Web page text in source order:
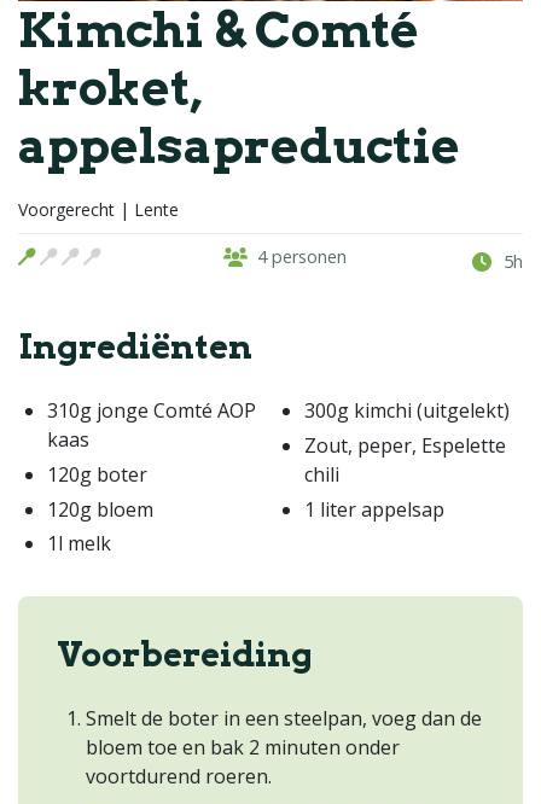
Kimchi & Comté
kroket,
appelsapreductie
Voorgerecht | Lente
4 personen 5h
Ingrediënten
310g jonge Comté AOP
kaas
120g boter
120g bloem
1l melk
300g kimchi (uitgelekt)
Zout, peper, Espelette
chili
1 liter appelsap
Voorbereiding
Smelt de boter in een steelpan, voeg dan de
bloem toe en bak 2 minuten onder
voortdurend roeren.